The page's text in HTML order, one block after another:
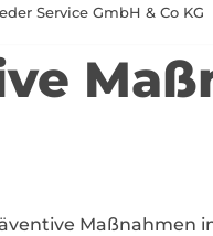
Service GmbH & Co KG
Maßnahmen